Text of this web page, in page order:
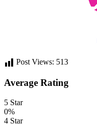
Post Views: 513
Average Rating
5 Star
0%
4 Star